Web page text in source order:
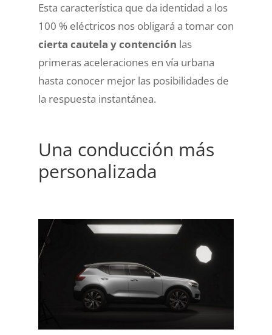
Esta característica que da identidad a los
100 % eléctricos nos obligará a tomar con
cierta cautela y contención las
primeras aceleraciones en vía urbana
hasta conocer mejor las posibilidades de
la respuesta instantánea.
Una conducción más
personalizada